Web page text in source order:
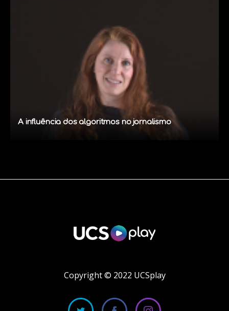
A influência dos algoritmos no jornalismo
Copyright © 2022 UCSplay